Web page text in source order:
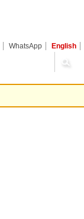
WhatsApp English